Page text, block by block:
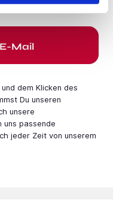
Mail
dem Klicken des
Du unseren
unsere
uns passende
jeder Zeit von unserem